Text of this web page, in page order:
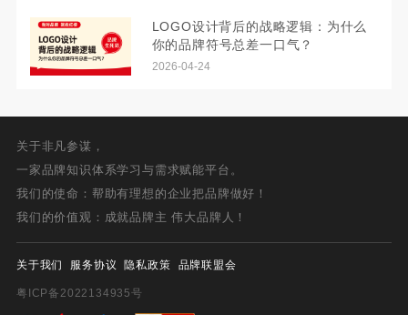
LOGO设计背后的战略逻辑：为什么
你的品牌符号总差一口气？
2026-04-24
关于非凡参谋，
一家品牌知识体系学习与需求赋能平台。
我们的使命：帮助有理想的企业把品牌做好！
我们的价值观：成就品牌主 伟大品牌人！
关于我们 服务协议 隐私政策 品牌联盟会
粤ICP备2022134935号